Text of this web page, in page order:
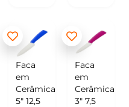
Faca
em
Cerâmica
5″ 12,5
Faca
em
Cerâmica
3″ 7,5